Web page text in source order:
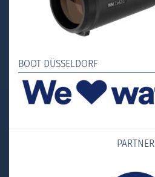
BOOT DÜSSELDORF
PARTNER